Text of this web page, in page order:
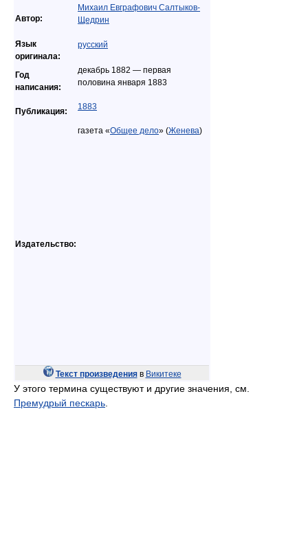
Автор:
Михаил Евграфович Салтыков-
Щедрин
Язык
оригинала:
русский
Год
написания:
декабрь 1882 — первая
половина января 1883
Публикация: 1883
Издательство:
газета «Общее дело» (Женева)
Текст произведенияв Викитеке
У этого термина существуют и другие значения, см.
Премудрый пескарь